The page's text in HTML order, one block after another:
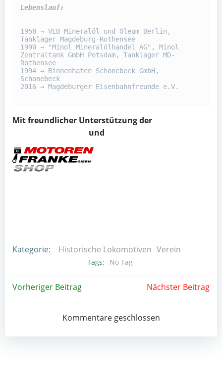
Lebenslauf:
1958 → VEB Mineralöl und Oleum Berlin,
Tanklager Magdeburg-Rothensee
1990 → "Minol Mineralölhandel AG", Minol
Zentraltank GmbH Potsdam, Tanklager MD-
Rothensee
1994 → Binnenhäfen Schönebeck GmbH,
Schönebeck
2016 → Magdeburger Eisenbahnfreunde e.V.
Mit freundlicher Unterstützung der
und
Kategorie: Historische Lokomotiven Verein
Tags: No Tag
Post
navigation
Vorheriger Beitrag
Post
navigation
Nächster Beitrag
Kommentare geschlossen